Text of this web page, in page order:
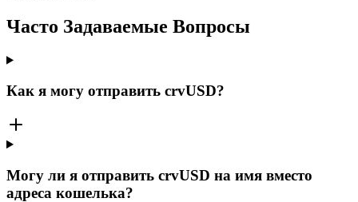
Часто Задаваемые Вопросы
Как я могу отправить crvUSD?
Могу ли я отправить crvUSD на имя вместо
адреса кошелька?